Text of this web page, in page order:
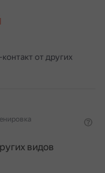
от других
видов